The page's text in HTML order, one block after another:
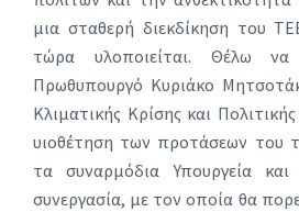
μια σταθερή διεκδίκηση του
τώρα υλοποιείται. Θέλω
Πρωθυπουργό Κυριάκο
Κλιματικής Κρίσης και
υιοθέτηση των προτάσεων του
τα συναρμόδια Υπουργεία
συνεργασία, με τον οποία θα